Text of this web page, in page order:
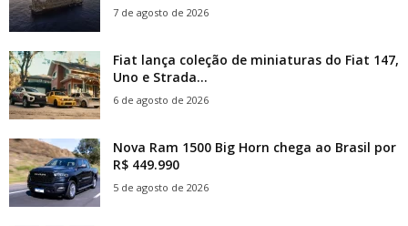
7 de agosto de 2026
Fiat lança coleção de miniaturas do Fiat 147,
Uno e Strada...
6 de agosto de 2026
Nova Ram 1500 Big Horn chega ao Brasil por
R$ 449.990
5 de agosto de 2026